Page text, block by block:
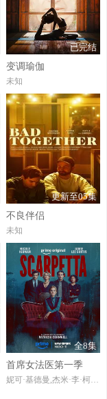
已完结
变调瑜伽
未知
更新至05集
不良伴侣
未知
全8集
首席女法医第一季